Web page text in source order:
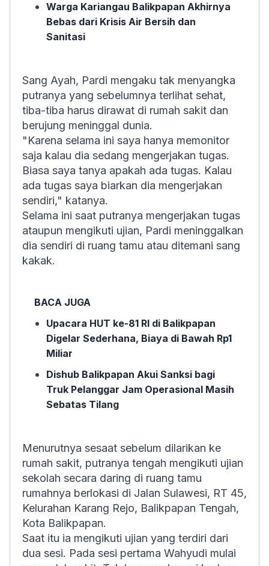
Warga Kariangau Balikpapan Akhirnya
Bebas dari Krisis Air Bersih dan
Sanitasi
Sang Ayah, Pardi mengaku tak menyangka
putranya yang sebelumnya terlihat sehat,
tiba-tiba harus dirawat di rumah sakit dan
berujung meninggal dunia.
"Karena selama ini saya hanya memonitor
saja kalau dia sedang mengerjakan tugas.
Biasa saya tanya apakah ada tugas. Kalau
ada tugas saya biarkan dia mengerjakan
sendiri," katanya.
Selama ini saat putranya mengerjakan tugas
ataupun mengikuti ujian, Pardi meninggalkan
dia sendiri di ruang tamu atau ditemani sang
kakak.
BACA JUGA
Upacara HUT ke-81 RI di Balikpapan
Digelar Sederhana, Biaya di Bawah Rp1
Miliar
Dishub Balikpapan Akui Sanksi bagi
Truk Pelanggar Jam Operasional Masih
Sebatas Tilang
Menurutnya sesaat sebelum dilarikan ke
rumah sakit, putranya tengah mengikuti ujian
sekolah secara daring di ruang tamu
rumahnya berlokasi di Jalan Sulawesi, RT 45,
Kelurahan Karang Rejo, Balikpapan Tengah,
Kota Balikpapan.
Saat itu ia mengikuti ujian yang terdiri dari
dua sesi. Pada sesi pertama Wahyudi mulai